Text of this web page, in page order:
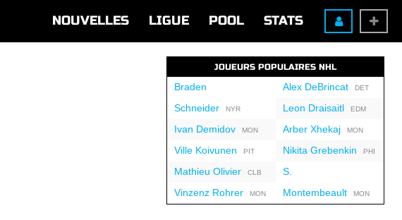
NOUVELLES LIGUE POOL STATS
JOUEURS POPULAIRES NHL
Braden
SchneiderNYR
Ivan DemidovMON
Ville Koivunen PIT
Mathieu OlivierCLB
Vinzenz RohrerMON
Alex DeBrincatDET
Leon Draisaitl EDM
Arber XhekajMON
Nikita Grebenkin PHI
S.
MontembeaultMON